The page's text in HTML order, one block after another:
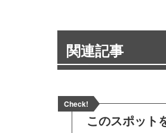
関連記事
Check!
このスポット